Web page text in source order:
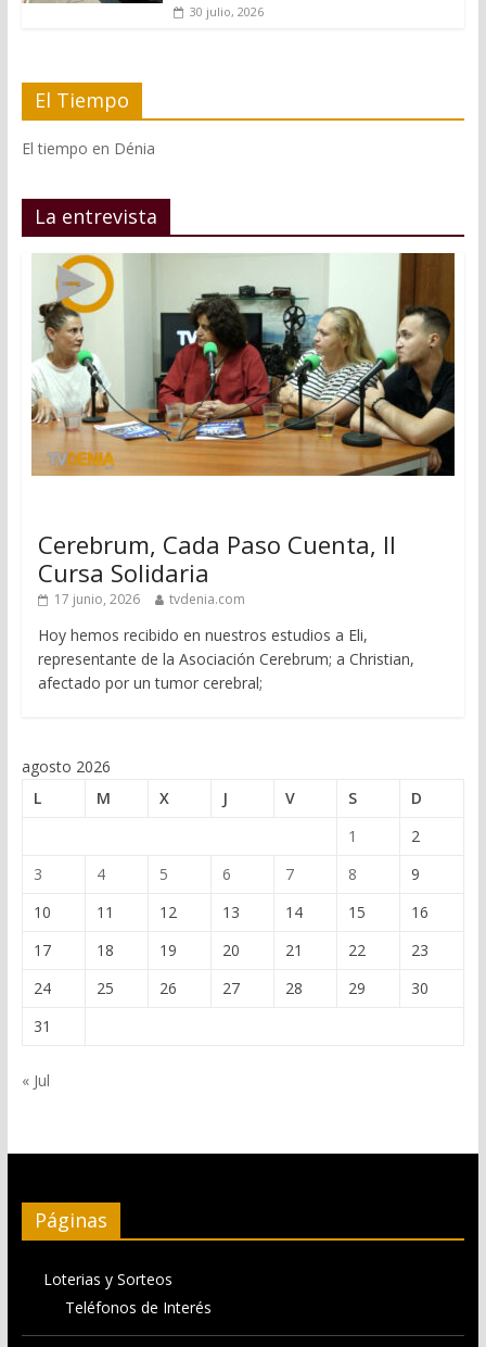
30 julio, 2026
El Tiempo
El tiempo en Dénia
La entrevista
Cerebrum, Cada Paso Cuenta, II
Cursa Solidaria
17 junio, 2026 tvdenia.com
Hoy hemos recibido en nuestros estudios a Eli,
representante de la Asociación Cerebrum; a Christian,
afectado por un tumor cerebral;
agosto 2026
L
M X J V S
D
1
2
3
4 5 6 7 8
9
10
11 12 13 14 15
16
17
18 19 20 21 22
23
24
25 26 27 28 29
30
31
« Jul
Páginas
Loterias y Sorteos
Teléfonos de Interés